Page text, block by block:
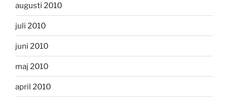
augusti 2010
juli 2010
juni 2010
maj 2010
april 2010